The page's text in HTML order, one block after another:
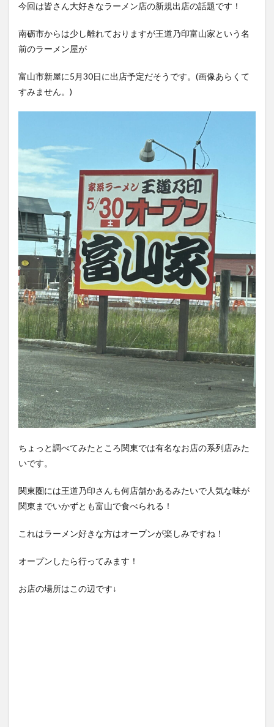
今回は皆さん大好きなラーメン店の新規出店の話題です！
南砺市からは少し離れておりますが王道乃印富山家という名
前のラーメン屋が
富山市新屋に5月30日に出店予定だそうです。(画像あらくて
すみません。)
ちょっと調べてみたところ関東では有名なお店の系列店みた
いです。
関東圏には王道乃印さんも何店舗かあるみたいで人気な味が
関東までいかずとも富山で食べられる！
これはラーメン好きな方はオープンが楽しみですね！
オープンしたら行ってみます！
お店の場所はこの辺です↓